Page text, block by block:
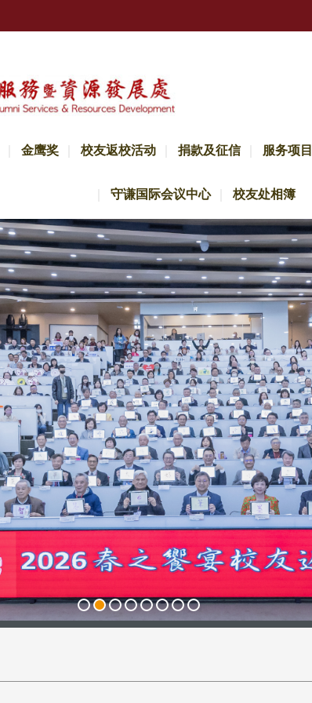
金鹰奖 校友返校活动 捐款及征信 服务项目
守谦国际会议中心 校友处相簿